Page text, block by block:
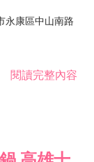
永康區中山南路
閱讀完整內容